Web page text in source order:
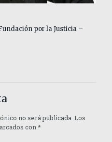
por la Justicia –
no será publicada. Los
con*